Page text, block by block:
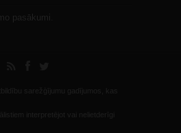
pasākumi.
sarežģījumu gadījumos, kas
interpretējot vai nelietderīgi